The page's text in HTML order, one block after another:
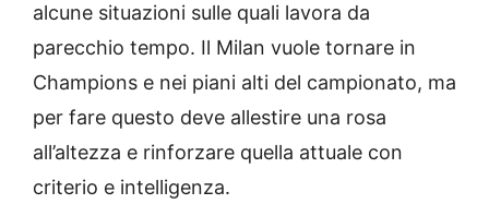
alcune situazioni sulle quali lavora da
parecchio tempo. Il Milan vuole tornare in
Champions e nei piani alti del campionato, ma
per fare questo deve allestire una rosa
all’altezza e rinforzare quella attuale con
criterio e intelligenza.